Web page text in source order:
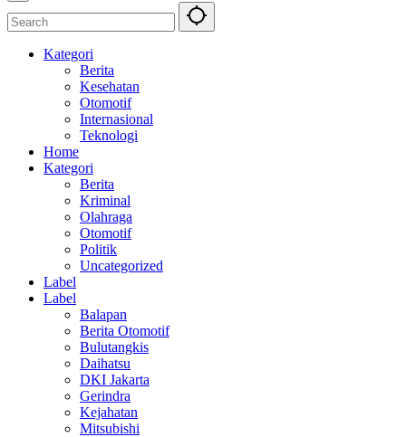
Kategori
Berita
Kesehatan
Otomotif
Internasional
Teknologi
Home
Kategori
Berita
Kriminal
Olahraga
Otomotif
Politik
Uncategorized
Label
Label
Balapan
Berita Otomotif
Bulutangkis
Daihatsu
DKI Jakarta
Gerindra
Kejahatan
Mitsubishi